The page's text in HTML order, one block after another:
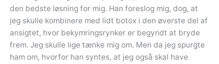
den bedste løsning for mig. Han foreslog mig, dog, at
jeg skulle kombinere med lidt botox i den øverste del af
ansigtet, hvor bekymringsrynker er begyndt at bryde
frem. Jeg skulle lige tænke mig om. Men da jeg spurgte
ham om, hvorfor han syntes, at jeg også skal have